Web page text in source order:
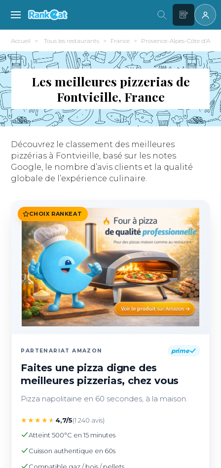
Accueil Tous les restaurants France Provence-Alpes-Côte d'Azur
Les meilleures pizzerias de
Fontvieille, France
Découvrez le classement des meilleures
pizzérias à Fontvieille, basé sur les notes
Google, le nombre d’avis clients et la qualité
globale de l’expérience culinaire.
CHOIX RANKEAT
PARTENARIAT AMAZON prime
Faites une pizza digne des
meilleures pizzerias, chez vous
Pizza napolitaine en 60 secondes, à la maison.
★★★★★ 4,7/5(1 240 avis)
Atteint 500°C en 15 minutes
Cuisson authentique en 60s